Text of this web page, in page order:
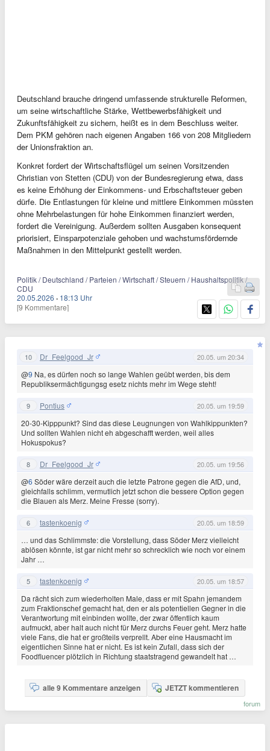
Deutschland brauche dringend umfassende strukturelle Reformen,
um seine wirtschaftliche Stärke, Wettbewerbsfähigkeit und
Zukunftsfähigkeit zu sichern, heißt es in dem Beschluss weiter.
Dem PKM gehören nach eigenen Angaben 166 von 208 Mitgliedern
der Unionsfraktion an.
Konkret fordert der Wirtschaftsflügel um seinen Vorsitzenden
Christian von Stetten (CDU) von der Bundesregierung etwa, dass
es keine Erhöhung der Einkommens- und Erbschaftsteuer geben
dürfe. Die Entlastungen für kleine und mittlere Einkommen müssten
ohne Mehrbelastungen für hohe Einkommen finanziert werden,
fordert die Vereinigung. Außerdem sollten Ausgaben konsequent
priorisiert, Einsparpotenziale gehoben und wachstumsfördernde
Maßnahmen in den Mittelpunkt gestellt werden.
Politik / Deutschland / Parteien / Wirtschaft / Steuern / Haushaltspolitik /
CDU
20.05.2026 · 18:13 Uhr
[9 Kommentare]
10 Dr_Feelgood_Jr 20.05. um 20:34
@9 Na, es dürfen noch so lange Wahlen geübt werden, bis dem
Republiksermächtigungsg esetz nichts mehr im Wege steht!
9 Pontius 20.05. um 19:59
20-30-Kipppunkt? Sind das diese Leugnungen von Wahlkippunkten?
Und sollten Wahlen nicht eh abgeschafft werden, weil alles
Hokuspokus?
8 Dr_Feelgood_Jr 20.05. um 19:56
@6 Söder wäre derzeit auch die letzte Patrone gegen die AfD, und,
gleichfalls schlimm, vermutlich jetzt schon die bessere Option gegen
die Blauen als Merz. Meine Fresse (sorry).
6 tastenkoenig 20.05. um 18:59
… und das Schlimmste: die Vorstellung, dass Söder Merz vielleicht
ablösen könnte, ist gar nicht mehr so schrecklich wie noch vor einem
Jahr …
5 tastenkoenig 20.05. um 18:57
Da rächt sich zum wiederholten Male, dass er mit Spahn jemandem
zum Fraktionschef gemacht hat, den er als potentiellen Gegner in die
Verantwortung mit einbinden wollte, der zwar öffentlich kaum
aufmuckt, aber halt auch nicht für Merz durchs Feuer geht. Merz hatte
viele Fans, die hat er großteils verprellt. Aber eine Hausmacht im
eigentlichen Sinne hat er nicht. Es ist kein Zufall, dass sich der
Foodfluencer plötzlich in Richtung staatstragend gewandelt hat …
alle 9 Kommentare anzeigen JETZT kommentieren
forum